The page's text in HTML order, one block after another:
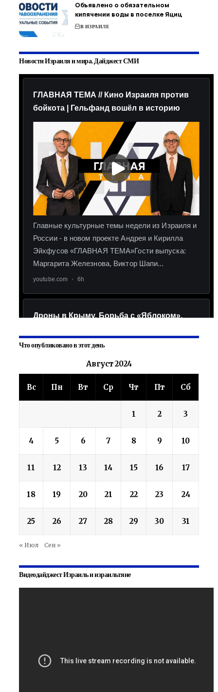
Объявлено о обязательном
кипячении воды в поселке Яциц
В ИЗРАИЛЕ
Новости Израиля и мира. Дайджест СМИ
Что опубликовано в этот день
Август 2024
Вс Пн Вт Ср Чт Пт Сб
1 2 3
4 5 6 7 8 9 10
11 12 13 14 15 16 17
18 19 20 21 22 23 24
25 26 27 28 29 30 31
« Июл Сен »
Видеодайджест Израиль и израильтяне